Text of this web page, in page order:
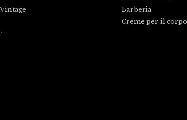
Barberia
Creme per il corpo